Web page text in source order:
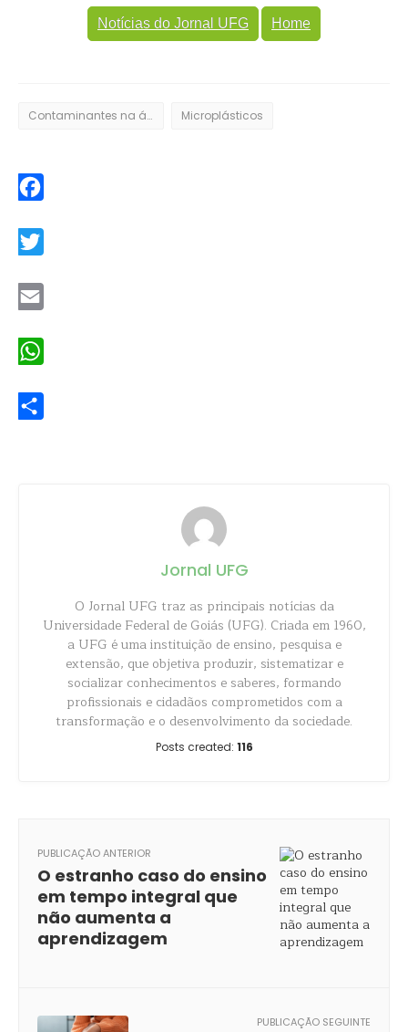
Notícias do Jornal UFG Home
Contaminantes na água Microplásticos
Jornal UFG
O Jornal UFG traz as principais notícias da
Universidade Federal de Goiás (UFG). Criada em 1960,
a UFG é uma instituição de ensino, pesquisa e
extensão, que objetiva produzir, sistematizar e
socializar conhecimentos e saberes, formando
profissionais e cidadãos comprometidos com a
transformação e o desenvolvimento da sociedade.
Posts created: 116
PUBLICAÇÃO ANTERIOR
O estranho caso do ensino
em tempo integral que
não aumenta a
aprendizagem
PUBLICAÇÃO SEGUINTE